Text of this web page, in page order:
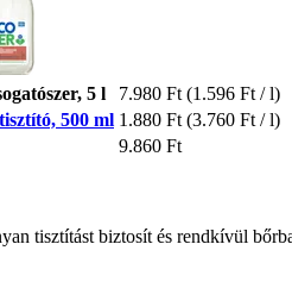
5 l 7.980 Ft (1.596 Ft / l)
500 ml 1.880 Ft (3.760 Ft / l)
9.860 Ft
tisztítást biztosít és rendkívül